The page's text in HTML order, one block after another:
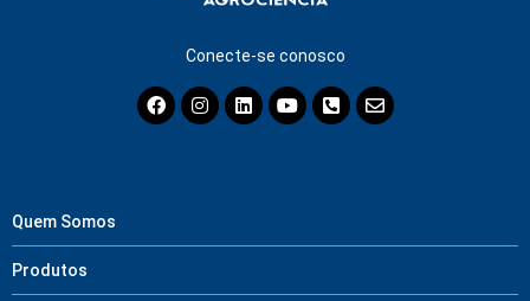
Conecte-se conosco
Quem Somos
Produtos